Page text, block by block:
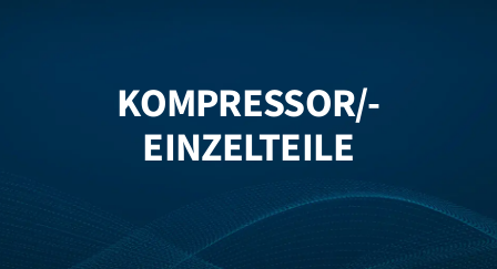
BPW MARKENKOMPRESSOR/-
EINZELTEILE